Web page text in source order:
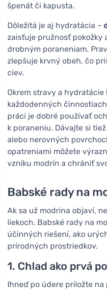
špenát či kapusta.
Dôležitá je aj hydratácia –
zaisťuje pružnosť pokožky
drobným poraneniam.
zlepšuje krvný obeh, čo
ciev.
Okrem stravy a
každodenných
práci je dobré používať
k poraneniu. Dávajte si
alebo nerovných
opatreniami môžete
vzniku modrín a chrániť
Babské rady na
Ak sa už modrina objaví,
liekoch. Babské rady na
účinných riešení, ako
prírodných prostriedkov.
1. Chlad ako prvá
Ihneď po údere priložte